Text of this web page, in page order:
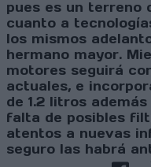
pues es un terreno
cuanto a
los mismos
hermano mayor.
motores seguirá
actuales, e
de 1.2 litros
falta de posibles
atentos a nuevas
seguro las habrá